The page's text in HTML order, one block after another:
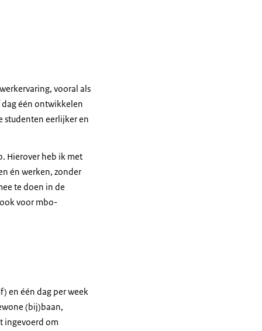
vooral als
één ontwikkelen
studenten eerlijker en
Hierover heb ik met
én werken, zonder
te doen in de
voor mbo-
en één dag per week
(bij)baan,
ingevoerd om